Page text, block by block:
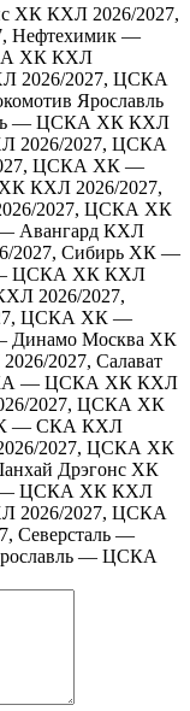
ХК КХЛ 2026/2027,
Нефтехимик —
ХК КХЛ
2026/2027, ЦСКА
Ярославль
— ЦСКА ХК КХЛ
2026/2027, ЦСКА
ЦСКА ХК —
КХЛ 2026/2027,
2027, ЦСКА ХК
Авангард КХЛ
2027, Сибирь ХК —
— ЦСКА ХК КХЛ
2026/2027,
ЦСКА ХК —
Москва ХК
2027, Салават
— ЦСКА ХК КХЛ
2027, ЦСКА ХК
— СКА КХЛ
2027, ЦСКА ХК
Дрэгонс ХК
— ЦСКА ХК КХЛ
2026/2027, ЦСКА
Северсталь —
— ЦСКА